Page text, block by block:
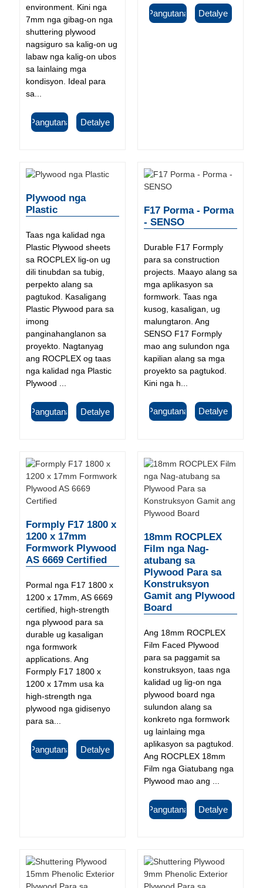
environment. Kini nga
7mm nga gibag-on nga
shuttering plywood
nagsiguro sa kalig-on ug
labaw nga kalig-on ubos
sa lainlaing mga
kondisyon. Ideal para
sa...
Pangutana Detalye
Pangutana Detalye
Plywood nga
Plastic
Taas nga kalidad nga
Plastic Plywood sheets
sa ROCPLEX lig-on ug
dili tinubdan sa tubig,
perpekto alang sa
pagtukod. Kasaligang
Plastic Plywood para sa
imong
panginahanglanon sa
proyekto. Nagtanyag
ang ROCPLEX og taas
nga kalidad nga Plastic
Plywood ...
Pangutana Detalye
F17 Porma - Porma
- SENSO
Durable F17 Formply
para sa construction
projects. Maayo alang sa
mga aplikasyon sa
formwork. Taas nga
kusog, kasaligan, ug
malungtaron. Ang
SENSO F17 Formply
mao ang sulundon nga
kapilian alang sa mga
proyekto sa pagtukod.
Kini nga h...
Pangutana Detalye
Formply F17 1800 x
1200 x 17mm
Formwork Plywood
AS 6669 Certified
Pormal nga F17 1800 x
1200 x 17mm, AS 6669
certified, high-strength
nga plywood para sa
durable ug kasaligan
nga formwork
applications. Ang
Formply F17 1800 x
1200 x 17mm usa ka
high-strength nga
plywood nga gidisenyo
para sa...
Pangutana Detalye
18mm ROCPLEX
Film nga Nag-
atubang sa
Plywood Para sa
Konstruksyon
Gamit ang Plywood
Board
Ang 18mm ROCPLEX
Film Faced Plywood
para sa paggamit sa
konstruksyon, taas nga
kalidad ug lig-on nga
plywood board nga
sulundon alang sa
konkreto nga formwork
ug lainlaing mga
aplikasyon sa pagtukod.
Ang ROCPLEX 18mm
Film nga Giatubang nga
Plywood mao ang ...
Pangutana Detalye